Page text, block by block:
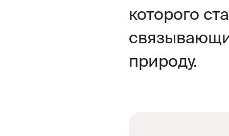
которого
природу.